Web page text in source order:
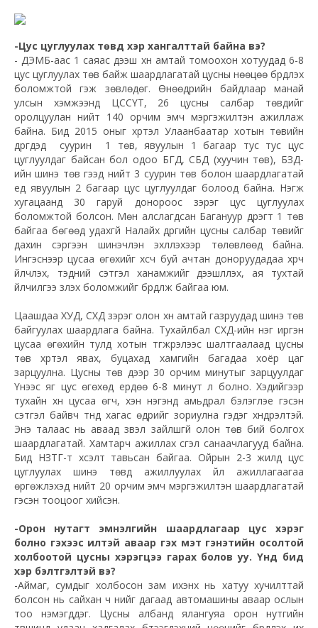
-Цус цуглуулах төвүүд хэр хангалттай байна вэ?
- ДЭМБ-аас 1 саяас дээш хүн амтай томоохон хотуудад 6-8
цус цуглуулах төв байж шаардлагатай цусны нөөцөө бүрдүүлэх
боломжтой гэж зөвлөдөг. Өнөөдрийн байдлаар манай
улсын хэмжээнд ЦССҮТ, 26 цусны салбар төвүүдийг
оролцуулан нийт 140 орчим эмч мэргэжилтэн ажиллаж
байна. Бид 2015 оныг хүртэл Улаанбаатар хотын төвийн
дүүргүүдэд суурин 1 төв, явуулын 1 багаар тус тус цус
цуглуулдаг байсан бол одоо БГД, СБД (хуучин төв), БЗД-
ийн шинэ төв гээд нийт 3 суурин төв болон шаардлагатай
үед явуулын 2 багаар цус цуглуулдаг болоод байна. Нэгж
хугацаанд 30 гаруй донороос зэрэг цус цуглуулах
боломжтой болсон. Мөн алслагдсан Багануур дүүрэгт 1 төв
байгаа бөгөөд удахгүй Налайх дүүргийн цусны салбар төвийг
дахин сэргээн шинэчлэн эхлүүлэхээр төлөвлөөд байна.
Ингэснээр цусаа өгөхийг хүсч буй ачтан доноруудадаа хүрч
үйлчлэх, тэдний сэтгэл ханамжийг дээшлүүлэх, ая тухтай
үйлчилгээ үзүүлэх боломжийг бүрдүүлж байгаа юм.
Цаашдаа ХУД, СХД зэрэг олон хүн амтай газруудад шинэ төв
байгуулах шаардлага байна. Тухайлбал СХД-ийн нэг иргэн
цусаа өгөхийн тулд хотын түгжрэлээс шалтгаалаад цусны
төв хүртэл явах, буцахад хамгийн багадаа хоёр цаг
зарцуулна. Цусны төв дээр 30 орчим минутыг зарцуулдаг
Үүнээс яг цус өгөхөд ердөө 6-8 минут л болно. Хэдийгээр
тухайн хүн цусаа өгч, хэн нэгэнд амьдрал бэлэглэе гэсэн
сэтгэл байвч түүнд хагас өдрийг зориулна гэдэг хүндрэлтэй.
Энэ талаас нь аваад үзвэл зайлшгүй олон төв бий болгох
шаардлагатай. Хамтарч ажиллах үүсгэл санаачлагууд байна.
Бид НЗТГ-т хүсэлт тавьсан байгаа. Ойрын 2-3 жилд цус
цуглуулах шинэ төвүүд ажиллуулах үйл ажиллагаагаа
өргөжүүлэхэд нийт 20 орчим эмч мэргэжилтэн шаардлагатай
гэсэн тооцоог хийсэн.
-Орон нутагт эмнэлгийн шаардлагаар цус хэрэг
болно гэхээс илүүтэй аваар гэх мэт гэнэтийн осолтой
холбоотой цусны хэрэгцээ гарах болов уу. Үүнд бид
хэр бэлтгэлтэй вэ?
-Аймаг, сумдыг холбосон зам ихэнх нь хатуу хучилттай
болсон нь сайхан ч үүнийг дагаад автомашины аваар ослын
тоо нэмэгддэг. Цусны албанд ялангуяа орон нутгийн